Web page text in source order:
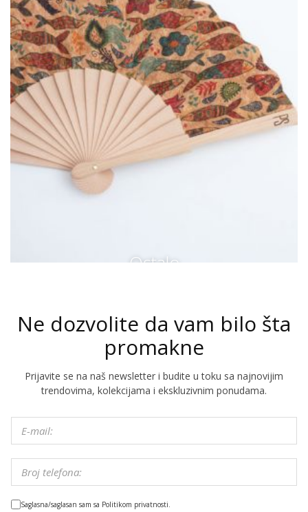
Ostalo
Ne dozvolite da vam bilo šta
promakne
Prijavite se na naš newsletter i budite u toku sa najnovijim
trendovima, kolekcijama i ekskluzivnim ponudama.
Saglasna/saglasan sam sa Politikom privatnosti.